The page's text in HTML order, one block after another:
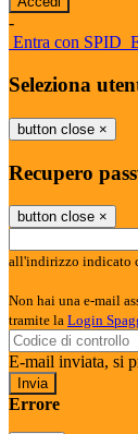
-
Entra con SPID
Seleziona
button close ×
Recupero
button close ×
all'indirizzo indicato
Non hai una e-mail
tramite la Login
E-mail inviata, si
Errore